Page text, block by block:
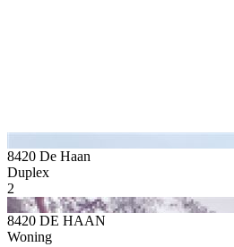
8420 De Haan
Duplex
2
8420 DE HAAN
Woning